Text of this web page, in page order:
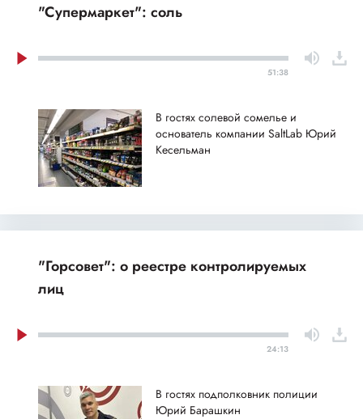
"Супермаркет": соль
51:38
В гостях солевой сомелье и
основатель компании SaltLab Юрий
Кесельман
"Горсовет": о реестре контролируемых
лиц
24:13
В гостях подполковник полиции
Юрий Барашкин